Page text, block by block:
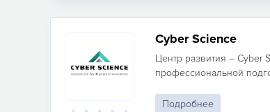
Cyber Science
Центр развития – Cyber
профессиональной
Подробнее